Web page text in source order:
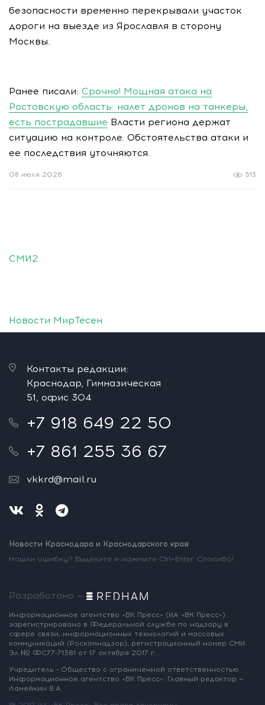
безопасности временно перекрывали участок
дороги на выезде из Ярославля в сторону
Москвы.
Ранее писали: Срочно! Мощная атака на
Ростовскую область: налет дронов на танкеры,
есть пострадавшие Власти региона держат
ситуацию на контроле. Обстоятельства атаки и
ее последствия уточняются.
513
08 июля 2026
СМИ2
Новости МирТесен
Контакты редакции:
Краснодар, Гимназическая
51, офис 304
+7 918 649 22 50
+7 861 255 36 67
vkkrd@mail.ru
Новости Краснодара и Краснодарского края
Нашли ошибку? Выделите и нажмите Ctrl+Enter. Спасибо!
Разработано —
Информационное агентство «ВК Пресс» (ИА «ВК Пресс»)
зарегистрировано в Федеральной службе по надзору в
сфере связи, информационных технологий и массовых
коммуникаций (Роскомнадзор), регистрационный номер СМИ:
Эл № ФС77-71381 от 17 октября 2017 г.
Учредитель - Общество с ограниченной ответственностью
Информационное агентство «ВК Пресс». Главный редактор —
Ламейкин В.А.